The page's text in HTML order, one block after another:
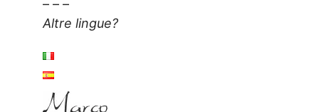
– – –
Altre lingue?